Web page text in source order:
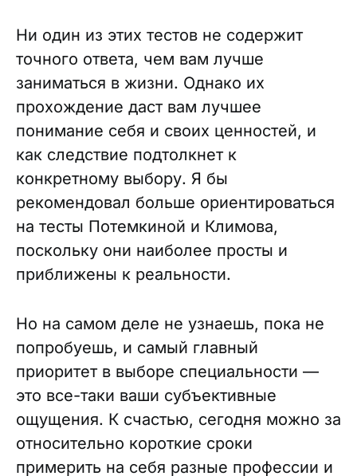
Ни один из этих тестов не содержит
точного ответа, чем вам лучше
заниматься в жизни. Однако их
прохождение даст вам лучшее
понимание себя и своих ценностей, и
как следствие подтолкнет к
конкретному выбору. Я бы
рекомендовал больше ориентироваться
на тесты Потемкиной и Климова,
поскольку они наиболее просты и
приближены к реальности.
Но на самом деле не узнаешь, пока не
попробуешь, и самый главный
приоритет в выборе специальности —
это все-таки ваши субъективные
ощущения. К счастью, сегодня можно за
относительно короткие сроки
примерить на себя разные профессии и